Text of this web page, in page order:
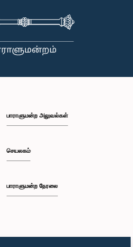
பாராளுமன்ற அலுவல்கள்
செயலகம்
பாராளுமன்ற நேரலை